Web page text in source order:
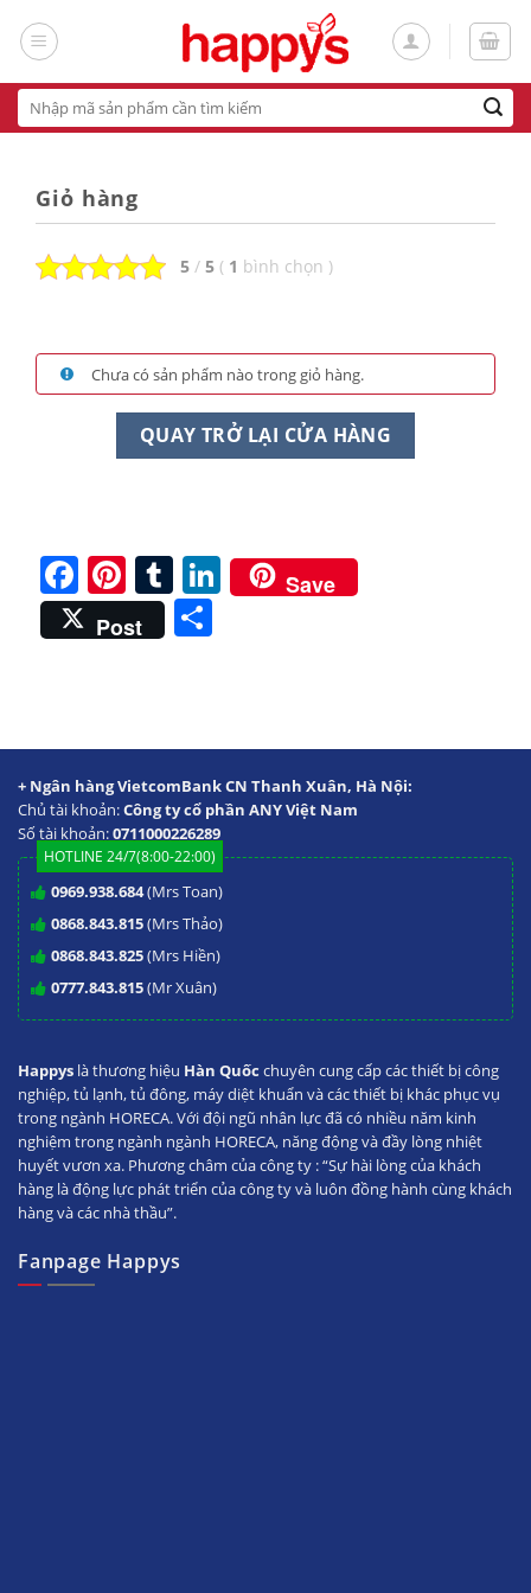
Tìm
kiếm:
Giỏ hàng
5 / 5 ( 1 bình chọn )
Chưa có sản phẩm nào trong giỏ hàng.
QUAY TRỞ LẠI CỬA HÀNG
Facebook
Pinterest
Tumblr
LinkedIn
Save
Post
+ Ngân hàng VietcomBank CN Thanh Xuân, Hà Nội:
Chủ tài khoản:Công ty cổ phần ANY Việt Nam
Số tài khoản:0711000226289
HOTLINE 24/7(8:00-22:00)
0969.938.684(Mrs Toan)
0868.843.815(Mrs Thảo)
0868.843.825(Mrs Hiền)
0777.843.815(Mr Xuân)
Happys là thương hiệu Hàn Quốc chuyên cung cấp các thiết bị công
nghiệp, tủ lạnh, tủ đông, máy diệt khuẩn và các thiết bị khác phục vụ
trong ngành HORECA. Với đội ngũ nhân lực đã có nhiều năm kinh
nghiệm trong ngành ngành HORECA, năng động và đầy lòng nhiệt
huyết vươn xa. Phương châm của công ty : “Sự hài lòng của khách
hàng là động lực phát triển của công ty và luôn đồng hành cùng khách
hàng và các nhà thầu”.
Fanpage Happys